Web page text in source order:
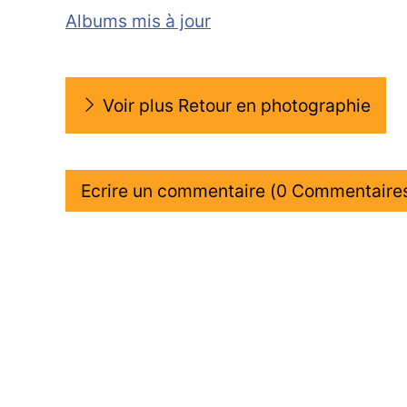
Albums mis à jour
Voir plus Retour en photographie
Ecrire un commentaire (0